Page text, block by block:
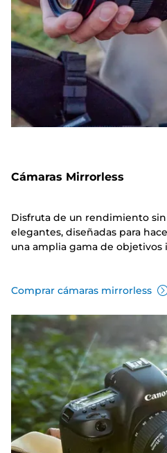
Cámaras Mirrorless
Disfruta de un rendimiento
elegantes, diseñadas para
una amplia gama de objetivos
Comprar cámaras mirrorless